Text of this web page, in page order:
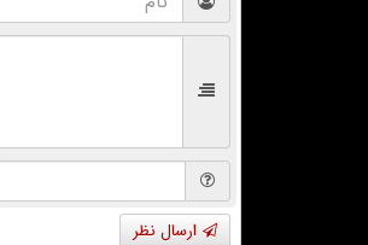
ارسال نظر